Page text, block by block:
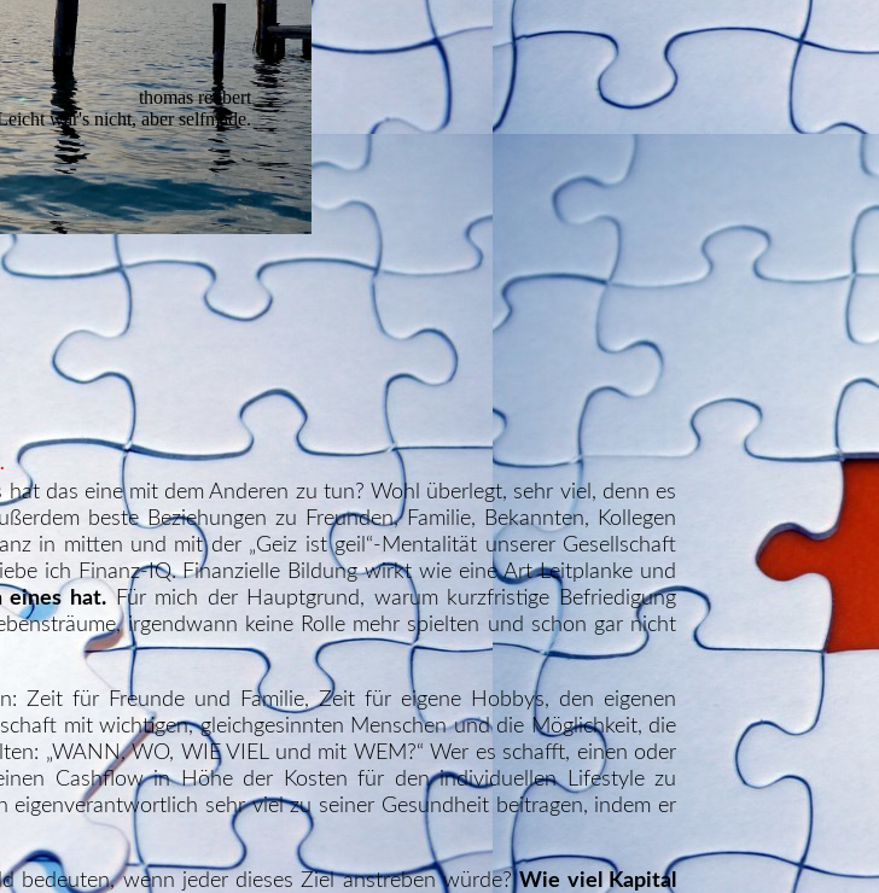
thomas reubert
war's nicht, aber selfmade.
das eine mit dem Anderen zu tun? Wohl überlegt, sehr viel, denn es
beste Beziehungen zu Freunden, Familie, Bekannten, Kollegen
in mitten und mit der „Geiz ist geil“-Mentalität unserer Gesellschaft
ich Finanz-IQ. Finanzielle Bildung wirkt wie eine Art Leitplanke und
eines hat.Für mich der Hauptgrund, warum kurzfristige Befriedigung
irgendwann keine Rolle mehr spielten und schon gar nicht
Zeit für Freunde und Familie, Zeit für eigene Hobbys, den eigenen
mit wichtigen, gleichgesinnten Menschen und die Möglichkeit, die
„WANN, WO, WIE VIEL und mit WEM?“ Wer es schafft, einen oder
Cashflow in Höhe der Kosten für den individuellen Lifestyle zu
sehr viel zu seiner Gesundheit beitragen, indem er
bedeuten, wenn jeder dieses Ziel anstreben würde?Wie viel Kapital